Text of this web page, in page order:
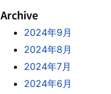
Archive
2024年9月
2024年8月
2024年7月
2024年6月